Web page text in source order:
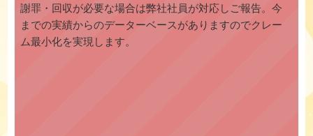
謝罪・回収が必要な場合は弊社社員が対応しご報告。今
までの実績からのデーターベースがありますのでクレー
ム最小化を実現します。